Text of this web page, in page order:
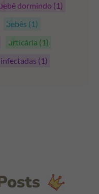
dormindo (1)
bebês (1)
urticária (1)
(1)